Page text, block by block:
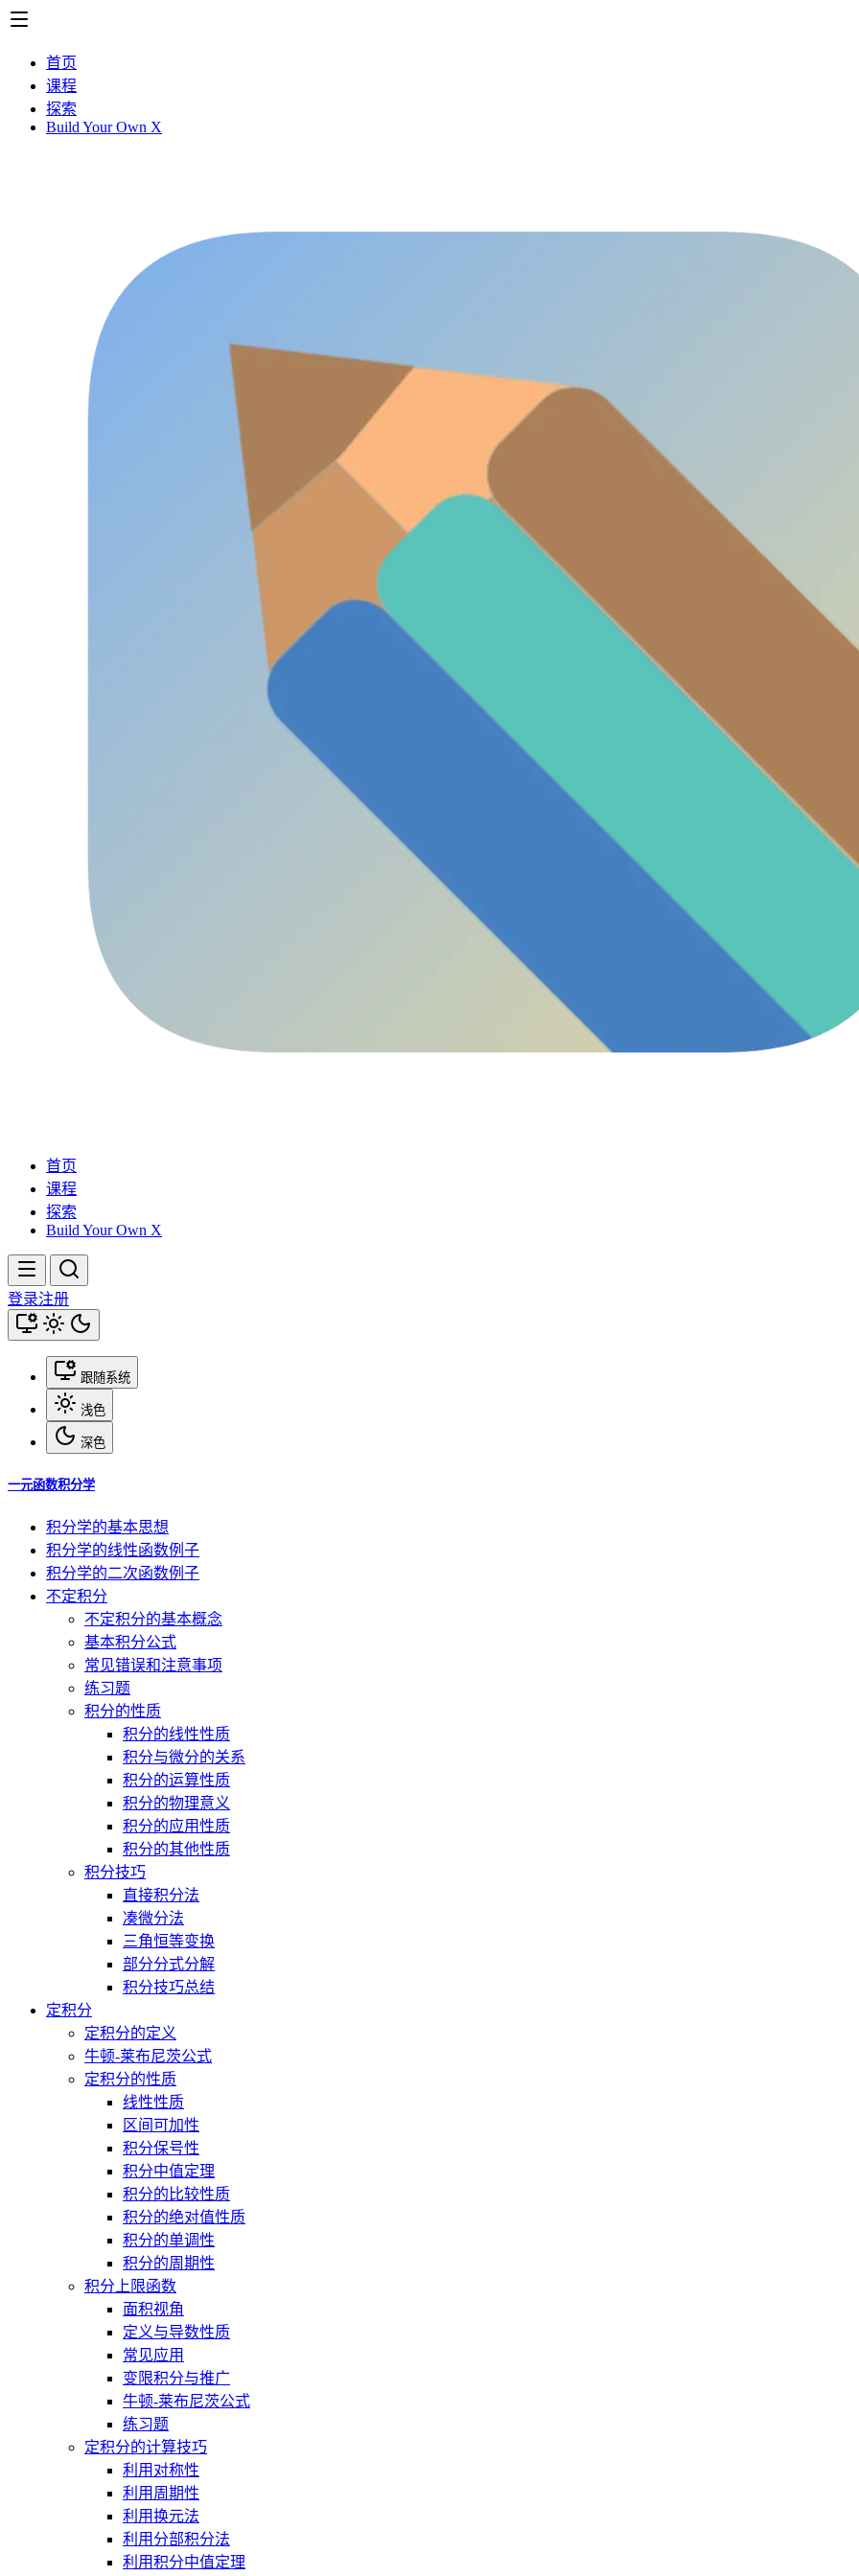
首页
课程
探索
Build Your Own X
首页
课程
探索
Build Your Own X
登录注册
跟随系统
浅色
深色
一元函数积分学
积分学的基本思想
积分学的线性函数例子
积分学的二次函数例子
不定积分
不定积分的基本概念
基本积分公式
常见错误和注意事项
练习题
积分的性质
积分的线性性质
积分与微分的关系
积分的运算性质
积分的物理意义
积分的应用性质
积分的其他性质
积分技巧
直接积分法
凑微分法
三角恒等变换
部分分式分解
积分技巧总结
定积分
定积分的定义
牛顿-莱布尼茨公式
定积分的性质
线性性质
区间可加性
积分保号性
积分中值定理
积分的比较性质
积分的绝对值性质
积分的单调性
积分的周期性
积分上限函数
面积视角
定义与导数性质
常见应用
变限积分与推广
牛顿-莱布尼茨公式
练习题
定积分的计算技巧
利用对称性
利用周期性
利用换元法
利用分部积分法
利用积分中值定理